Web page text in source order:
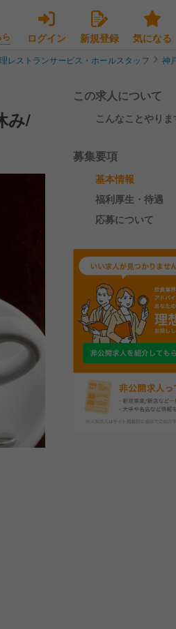
ログイン 新規登録 気になる
レストランサービス・ホールスタッフ 神
み/
この求人について
こんなことやりま
募集要項
基本情報
福利厚生・待遇
応募について